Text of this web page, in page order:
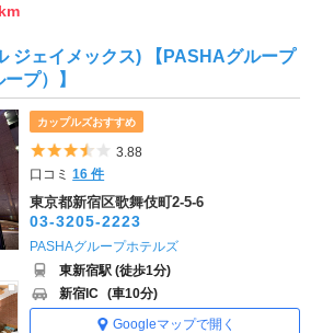
ジェイメックス) 【PASHAグループ
プ）】
カップルズおすすめ
5つ星のうち3.5
3.88
口コミ16 件
東京都新宿区歌舞伎町2-5-6
03-3205-2223
PASHAグループホテルズ
東新宿駅 (徒歩1分)
新宿IC (車10分)
Googleマップで開く